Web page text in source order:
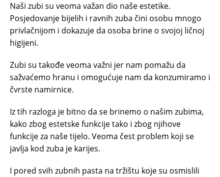
Naši zubi su veoma važan dio naše estetike.
Posjedovanje bijelih i ravnih zuba čini osobu mnogo
privlačnijom i dokazuje da osoba brine o svojoj ličnoj
higijeni.
Zubi su takođe veoma važni jer nam pomažu da
sažvaćemo hranu i omogućuje nam da konzumiramo i
čvrste namirnice.
Iz tih razloga je bitno da se brinemo o našim zubima,
kako zbog estetske funkcije tako i zbog njihove
funkcije za naše tijelo. Veoma čest problem koji se
javlja kod zuba je karijes.
I pored svih zubnih pasta na tržištu koje su osmislili